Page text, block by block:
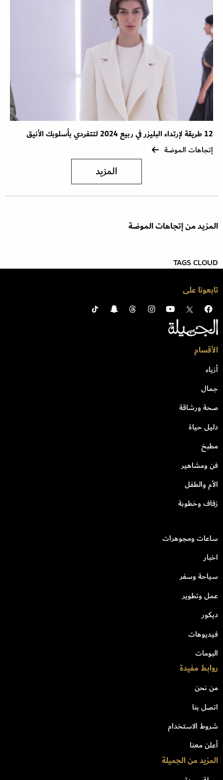
12 طريقة لإرتداء البليزر في ربيع 2024 لتتفردي بأسلوبك الأنيق
إتجاهات الموضة
المزيد
المزيد من إتجاهات الموضة
TAGS CLOUD
تابعونا على
الأقسام
أزياء
جمال
صحة ورشاقة
دليل حياة
مطبخ
فن ومشاهير
الأم والطفل
زفاف وخطوبة
ساعات ومجوهرات
اخبار
سياحة وسفر
عمل وتطوير
ديكور
فيديوهات
البومات
روابط مفيدة
من نحن
اتصل بنا
شروط الاستخدام
أعلن معنا
المزيد من الجميلة